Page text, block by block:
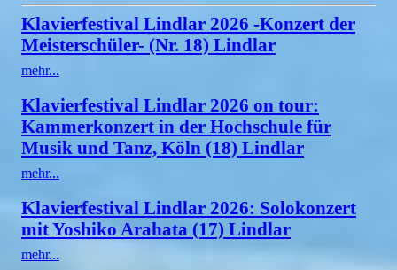
Klavierfestival Lindlar 2026 -Konzert der
Meisterschüler- (Nr. 18) Lindlar
mehr...
Klavierfestival Lindlar 2026 on tour:
Kammerkonzert in der Hochschule für
Musik und Tanz, Köln (18) Lindlar
mehr...
Klavierfestival Lindlar 2026: Solokonzert
mit Yoshiko Arahata (17) Lindlar
mehr...